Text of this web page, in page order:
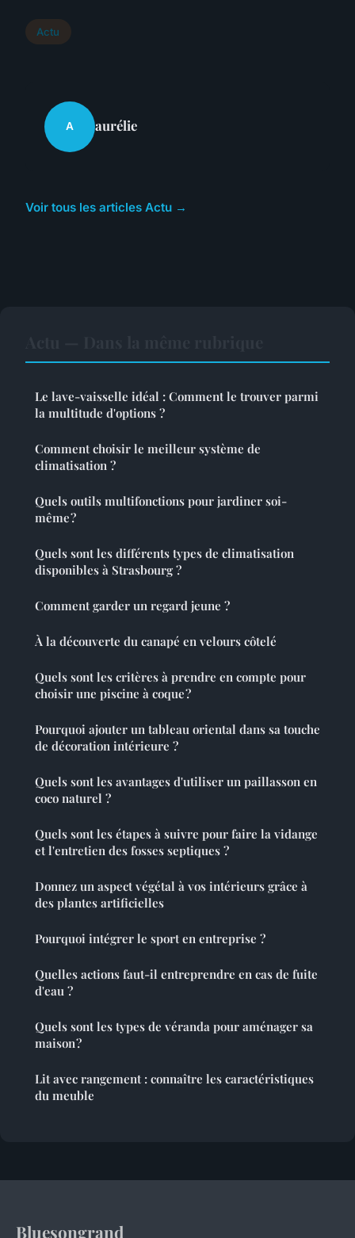
Actu
A aurélie
Voir tous les articles Actu →
Le lave-vaisselle idéal : Comment le trouver parmi
la multitude d'options ?
Comment choisir le meilleur système de
climatisation ?
Quels outils multifonctions pour jardiner soi-
même ?
Quels sont les différents types de climatisation
disponibles à Strasbourg ?
Comment garder un regard jeune ?
À la découverte du canapé en velours côtelé
Quels sont les critères à prendre en compte pour
choisir une piscine à coque ?
Pourquoi ajouter un tableau oriental dans sa touche
de décoration intérieure ?
Quels sont les avantages d'utiliser un paillasson en
coco naturel ?
Quels sont les étapes à suivre pour faire la vidange
et l'entretien des fosses septiques ?
Donnez un aspect végétal à vos intérieurs grâce à
des plantes artificielles
Pourquoi intégrer le sport en entreprise ?
Quelles actions faut-il entreprendre en cas de fuite
d'eau ?
Quels sont les types de véranda pour aménager sa
maison ?
Lit avec rangement : connaître les caractéristiques
du meuble
Bluesongrand